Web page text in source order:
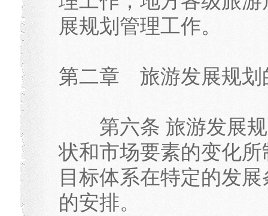
展规划管理工作。
第二章 旅游发展规划
第六条 旅游发展规
状和市场要素的变化
目标体系在特定的发
的安排。